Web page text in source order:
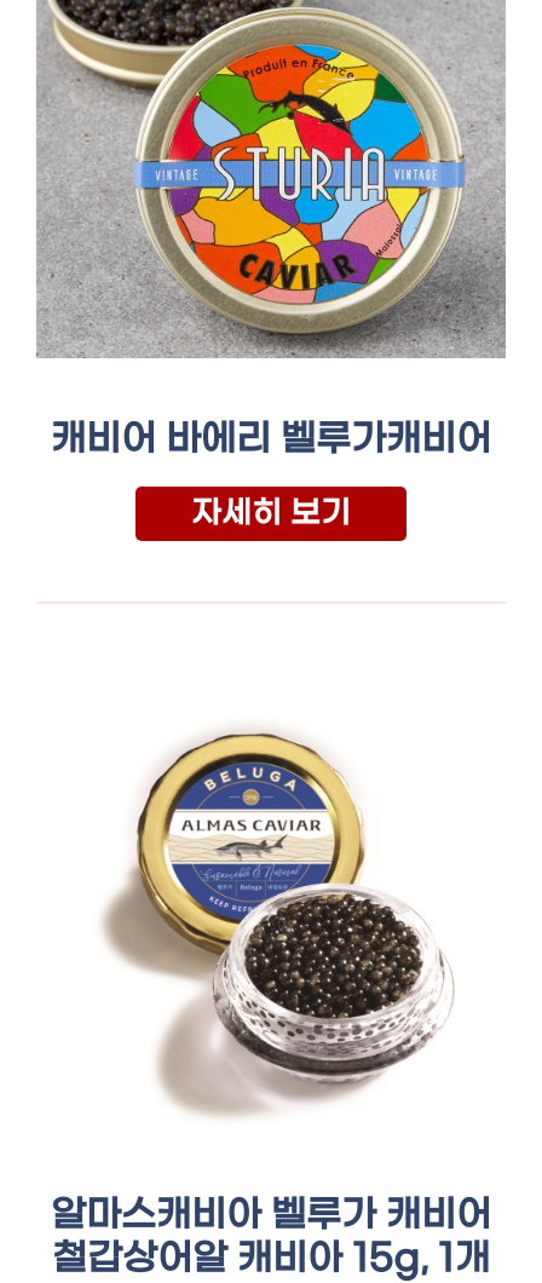
캐비어 바에리 벨루가캐비어
자세히 보기
알마스캐비아 벨루가 캐비어
철갑상어알 캐비아 15g, 1개